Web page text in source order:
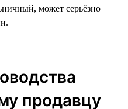
может серьёзно
продавцу